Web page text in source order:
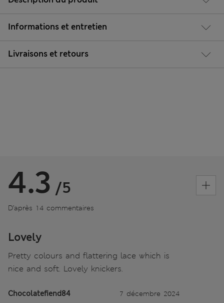
Informations et entretien
Livraisons et retours
4.3 /5
D’après 14 commentaires
Lovely
Pretty colours and flattering lace which is
nice and soft. Lovely knickers.
Chocolatefiend84 7 décembre 2024